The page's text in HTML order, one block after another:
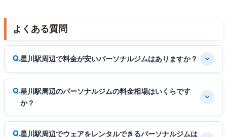
よくある質問
星川駅周辺で料金が安いパーソナルジムはありますか？
星川駅周辺のパーソナルジムの料金相場はいくらです
か？
星川駅周辺でウェアをレンタルできるパーソナルジムは